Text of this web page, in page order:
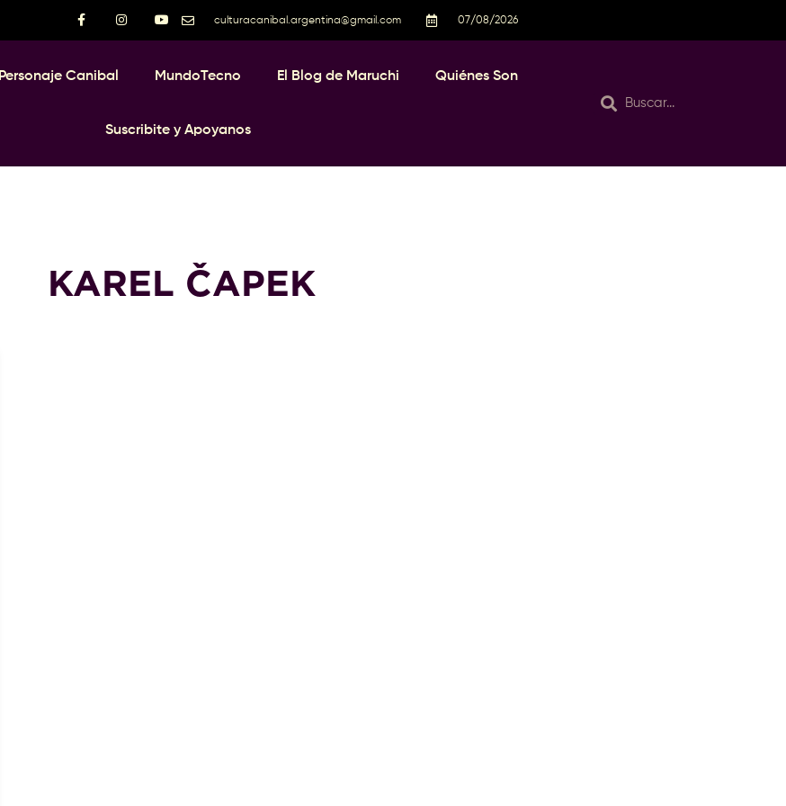
culturacanibal.argentina@gmail.com 07/08/2026
Personaje Canibal MundoTecno El Blog de Maruchi Quiénes Son
Suscribite y Apoyanos
KAREL ČAPEK